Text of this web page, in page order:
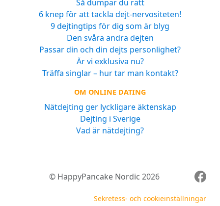
Så dumpar du rätt
6 knep för att tackla dejt-nervositeten!
9 dejtingtips för dig som är blyg
Den svåra andra dejten
Passar din och din dejts personlighet?
Är vi exklusiva nu?
Träffa singlar – hur tar man kontakt?
OM ONLINE DATING
Nätdejting ger lyckligare äktenskap
Dejting i Sverige
Vad är nätdejting?
© HappyPancake Nordic 2026
Sekretess- och cookieinställningar